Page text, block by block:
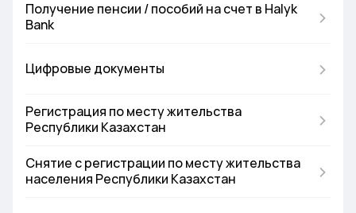
Получение пенсии / пособий на счет в Halyk
Bank
Цифровые документы
Регистрация по месту жительства
Республики Казахстан
Снятие с регистрации по месту жительства
населения Республики Казахстан